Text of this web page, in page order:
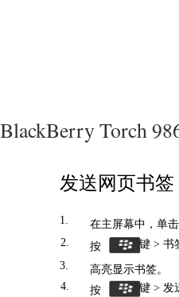
BlackBerry Torch
发送网页书签
1.
在主屏幕中，单击
2.
按
键 > 书
3.
高亮显示书签。
4.
按
键 > 发